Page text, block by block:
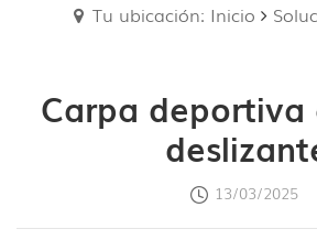
Tu ubicación: Inicio
Carpa deportiva
13/03/2025